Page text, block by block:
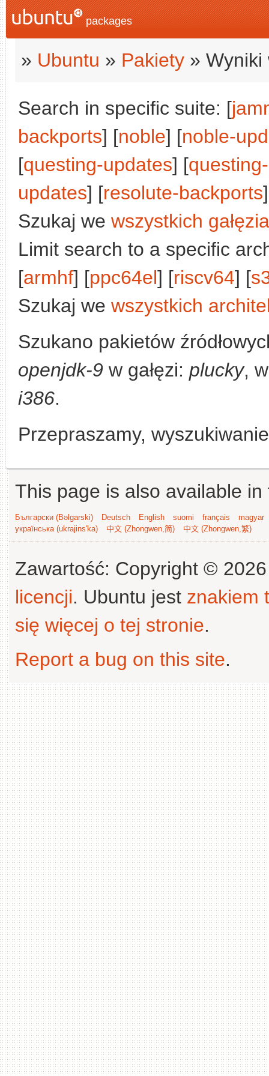
packages
» Ubuntu » Pakiety » Wyniki
Search in specific suite: [
backports] [noble] [noble-
[questing-updates] [
updates] [resolute-backports
Szukaj we wszystkich
Limit search to a specific
[armhf] [ppc64el] [riscv64] [
Szukaj we wszystkich
Szukano pakietów
openjdk-9 w gałęzi: plucky,
i386.
Przepraszamy,
This page is also available
Български (Bəlgarski) Deutsch English suomi français
magyar
українська (ukrajins'ka)
中文 (Zhongwen,简) 中文 (Zhongwen,繁)
Zawartość: Copyright ©
licencji. Ubuntu jest znakiem
się więcej o tej stronie.
Report a bug on this site.